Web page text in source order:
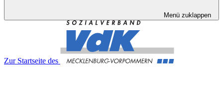
Menü zuklappen
Zur Startseite des